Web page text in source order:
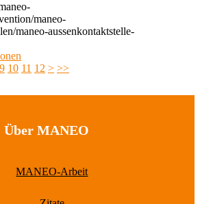
maneo-
maneo-aussenkontaktstelle-
9 10 11 12 > >>
Über MANEO
MANEO-Arbeit